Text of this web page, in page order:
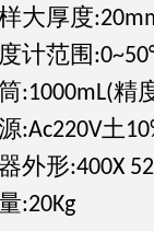
大厚度
计范围
:1000mL(精
:Ac220V土
外形:400X
:20Kg